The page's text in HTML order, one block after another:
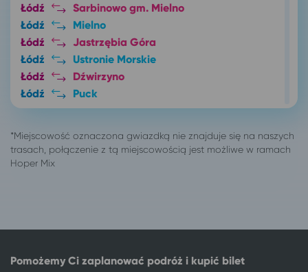
Łódź
Sarbinowo gm. Mielno
Łódź
Mielno
Łódź
Jastrzębia Góra
Łódź
Ustronie Morskie
Łódź
Dźwirzyno
Łódź
Puck
Łódź
Zator
Łódź
Karwia
Łódź
Łódź
Świeradów-Zdrój
Łódź
Szczytna
Pomożemy Ci zaplanować podróż i kupić bilet